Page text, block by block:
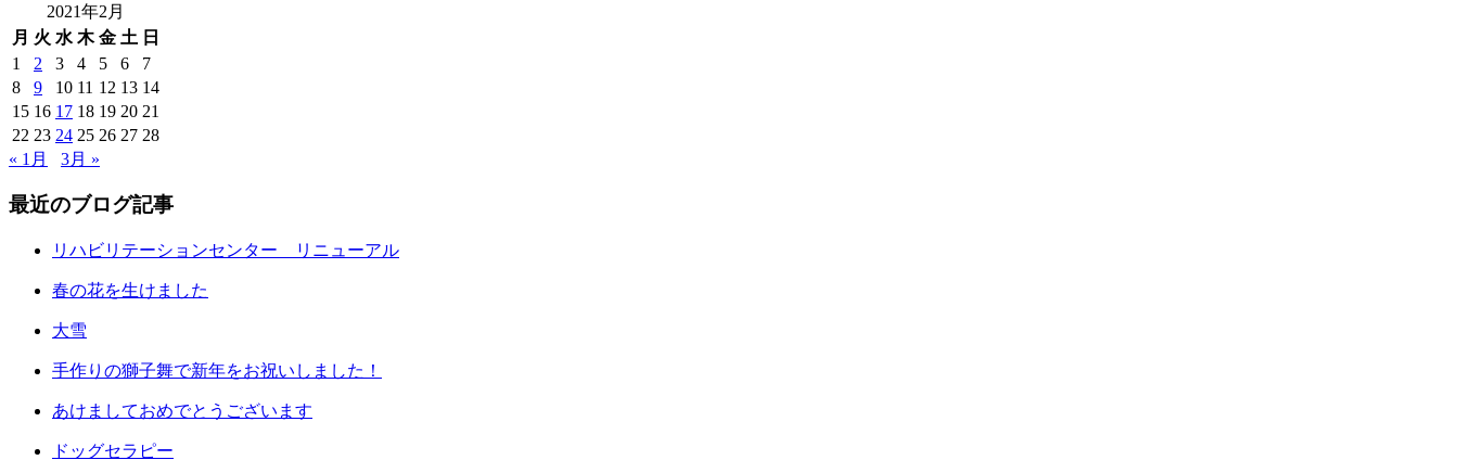
2021年2月
月 火 水 木 金 土 日
1
2 3 4 5 6
7
8
9 10 11 12 13 14
15 16 17 18 19 20 21
22 23 24 25 26 27 28
« 1月
3月 »
最近のブログ記事
リハビリテーションセンター リニューアル
春の花を生けました
大雪
手作りの獅子舞で新年をお祝いしました！
あけましておめでとうございます
ドッグセラピー